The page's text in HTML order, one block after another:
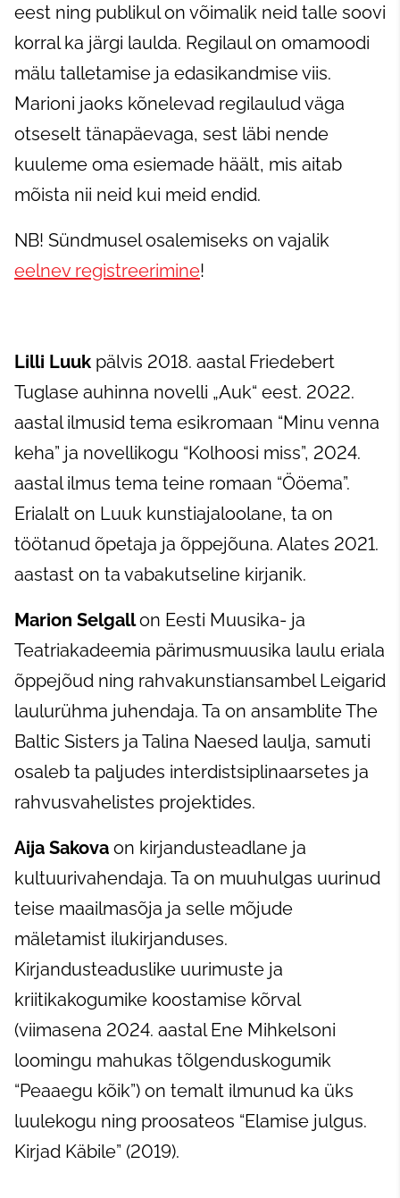
eest ning publikul on võimalik neid talle soovi
korral ka järgi laulda. Regilaul on omamoodi
mälu talletamise ja edasikandmise viis.
Marioni jaoks kõnelevad regilaulud väga
otseselt tänapäevaga, sest läbi nende
kuuleme oma esiemade häält, mis aitab
mõista nii neid kui meid endid.
NB! Sündmusel osalemiseks on vajalik
eelnev registreerimine!
Lilli Luuk pälvis 2018. aastal Friedebert
Tuglase auhinna novelli „Auk“ eest. 2022.
aastal ilmusid tema esikromaan “Minu venna
keha” ja novellikogu “Kolhoosi miss”, 2024.
aastal ilmus tema teine romaan “Ööema”.
Erialalt on Luuk kunstiajaloolane, ta on
töötanud õpetaja ja õppejõuna. Alates 2021.
aastast on ta vabakutseline kirjanik.
Marion Selgallon Eesti Muusika- ja
Teatriakadeemia pärimusmuusika laulu eriala
õppejõud ning rahvakunstiansambel Leigarid
laulurühma juhendaja. Ta on ansamblite The
Baltic Sisters ja Talina Naesed laulja, samuti
osaleb ta paljudes interdistsiplinaarsetes ja
rahvusvahelistes projektides.
Aija Sakova on kirjandusteadlane ja
kultuurivahendaja. Ta on muuhulgas uurinud
teise maailmasõja ja selle mõjude
mäletamist ilukirjanduses.
Kirjandusteaduslike uurimuste ja
kriitikakogumike koostamise kõrval
(viimasena 2024. aastal Ene Mihkelsoni
loomingu mahukas tõlgenduskogumik
“Peaaegu kõik”) on temalt ilmunud ka üks
luulekogu ning proosateos “Elamise julgus.
Kirjad Käbile” (2019).